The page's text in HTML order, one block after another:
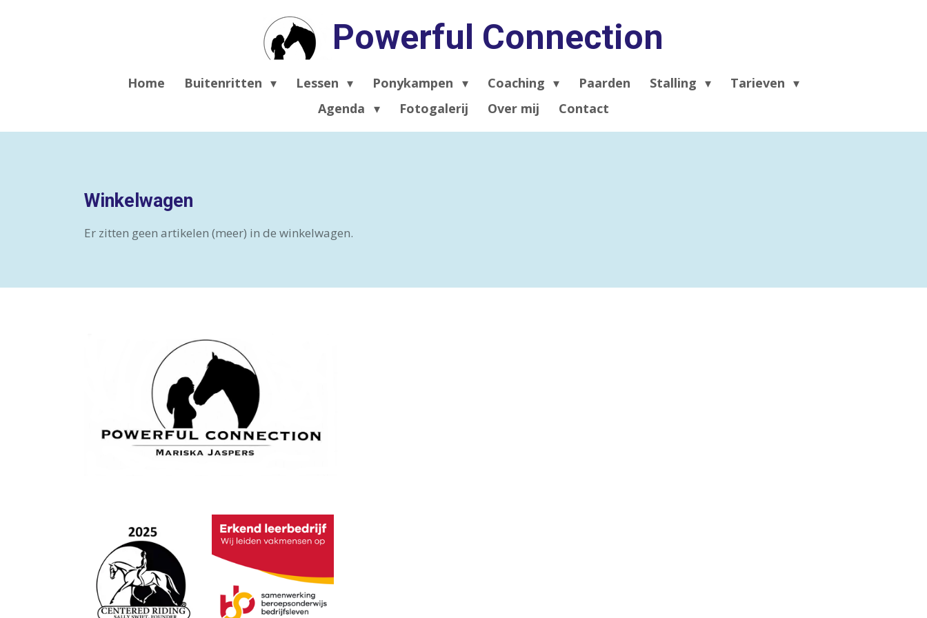
Powerful Connection
Home Buitenritten Lessen Ponykampen Coaching Paarden Stalling
Tarieven
Agenda
Fotogalerij Over mij Contact
Winkelwagen
Er zitten geen artikelen (meer) in de winkelwagen.